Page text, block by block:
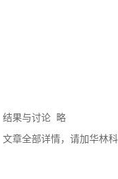
结果与讨论 略
文章全部详情，请加华林